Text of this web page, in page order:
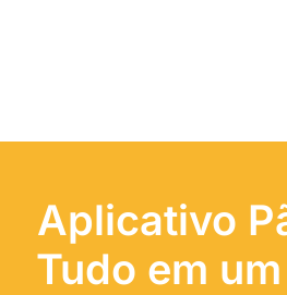
Aplicativo
Tudo em